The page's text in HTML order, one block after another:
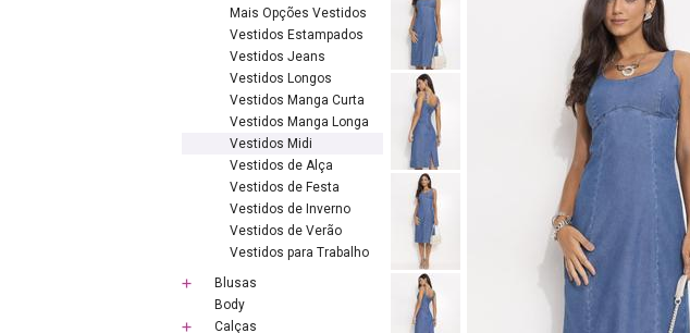
Mais Opções Vestidos
Vestidos Estampados
Vestidos Jeans
Vestidos Longos
Vestidos Manga Curta
Vestidos Manga Longa
Vestidos Midi
Vestidos de Alça
Vestidos de Festa
Vestidos de Inverno
Vestidos de Verão
Vestidos para Trabalho
Blusas
Body
Calças